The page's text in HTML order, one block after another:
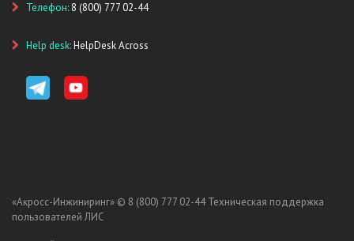
Телефон: 8 (800) 777 02-44
Help desk:HelpDesk Across
«Акросс-Инжиниринг» © 8 (800) 777 02-44 Техническая поддержка
пользователей ЛИС